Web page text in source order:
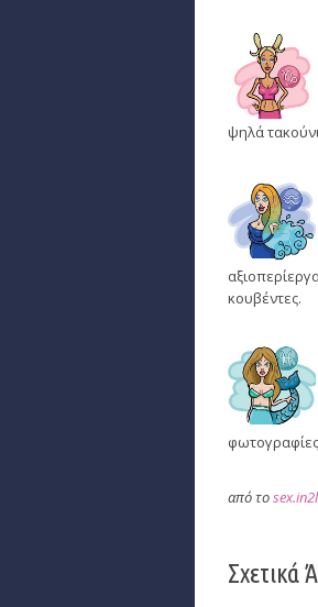
ψηλά
κουβέντες.
από το
Σχετικά